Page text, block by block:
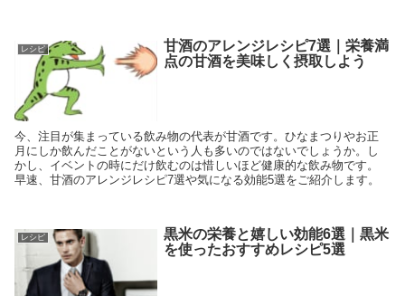
レシピ
甘酒のアレンジレシピ7選｜栄養満
点の甘酒を美味しく摂取しよう
今、注目が集まっている飲み物の代表が甘酒です。ひなまつりやお正
月にしか飲んだことがないという人も多いのではないでしょうか。し
かし、イベントの時にだけ飲むのは惜しいほど健康的な飲み物です。
早速、甘酒のアレンジレシピ7選や気になる効能5選をご紹介します。
レシピ
黒米の栄養と嬉しい効能6選｜黒米
を使ったおすすめレシピ5選